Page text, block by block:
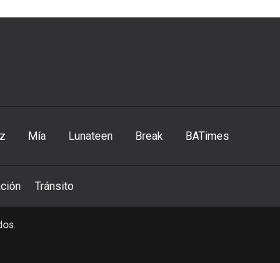
Mía Lunateen Break BATimes
Tránsito